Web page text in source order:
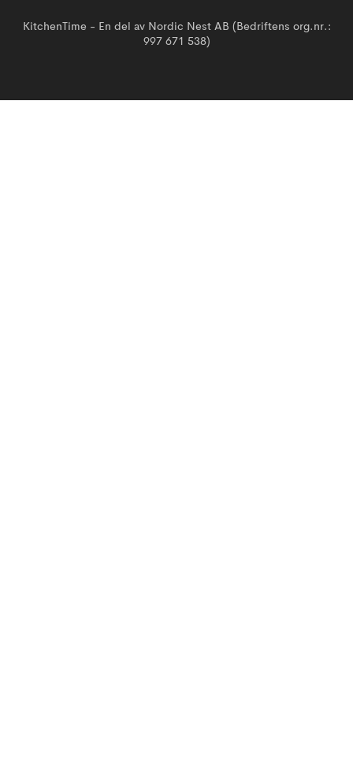
KitchenTime - En del av Nordic Nest AB (Bedriftens org.nr.:
997 671 538)